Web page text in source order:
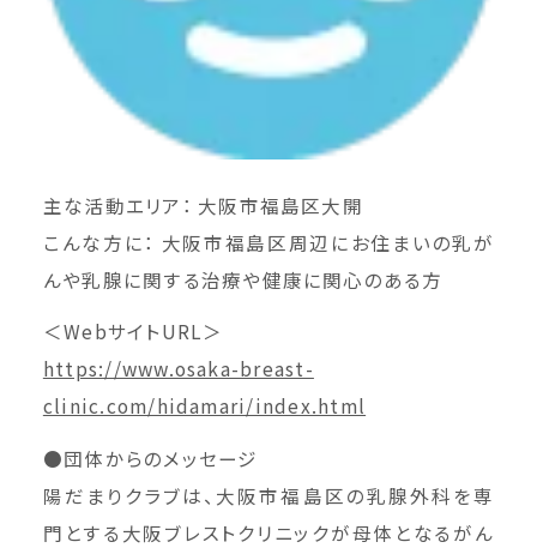
主な活動エリア： 大阪市福島区大開
こんな方に： 大阪市福島区周辺にお住まいの乳が
んや乳腺に関する治療や健康に関心のある方
＜WebサイトURL＞
https://www.osaka-breast-
clinic.com/hidamari/index.html
●団体からのメッセージ
陽だまりクラブは、大阪市福島区の乳腺外科を専
門とする大阪ブレストクリニックが母体となるがん